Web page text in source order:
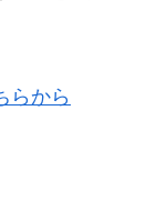
らから